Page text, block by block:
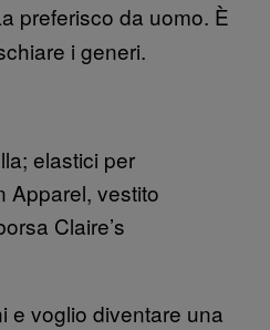
preferisco da uomo. È
i generi.
elastici per
Apparel, vestito
Claire’s
e voglio diventare una